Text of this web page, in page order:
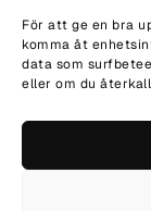
För att ge en bra
komma åt
data som
eller om du